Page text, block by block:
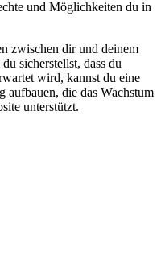
und Möglichkeiten du in
zwischen dir und deinem
sicherstellst, dass du
wird, kannst du eine
die das Wachstum
unterstützt.